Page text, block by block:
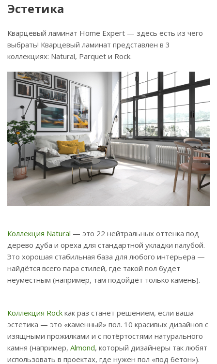
Эстетика
Кварцевый ламинат Home Expert — здесь есть из чего
выбрать! Кварцевый ламинат представлен в 3
коллекциях: Natural, Parquet и Rock.
Коллекция Natural — это 22 нейтральных оттенка под
дерево дуба и ореха для стандартной укладки палубой.
Это хорошая стабильная база для любого интерьера —
найдётся всего пара стилей, где такой пол будет
неуместным (например, там подойдёт только камень).
Коллекция Rock как раз станет решением, если ваша
эстетика — это «каменный» пол. 10 красивых дизайнов с
изящными прожилками и с потёртостями натурального
камня (например, Almond, который дизайнеры так любят
использовать в проектах, где нужен пол «под бетон»).